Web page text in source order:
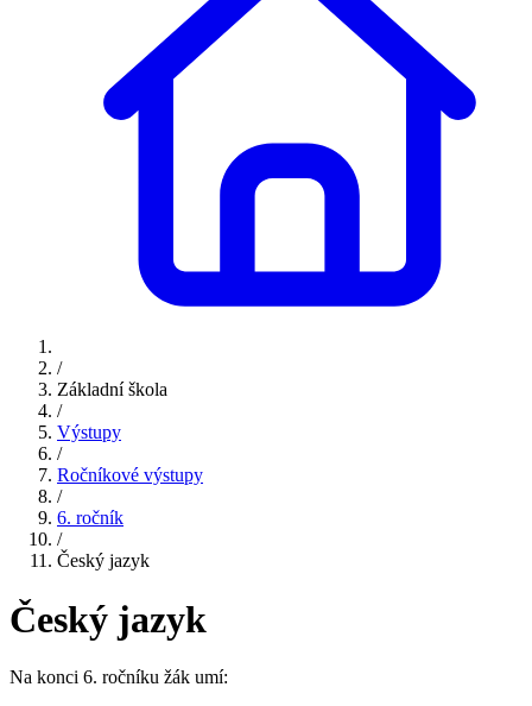
/
Základní škola
/
Výstupy
/
Ročníkové výstupy
/
6. ročník
/
Český jazyk
Český jazyk
Na konci 6. ročníku žák umí: